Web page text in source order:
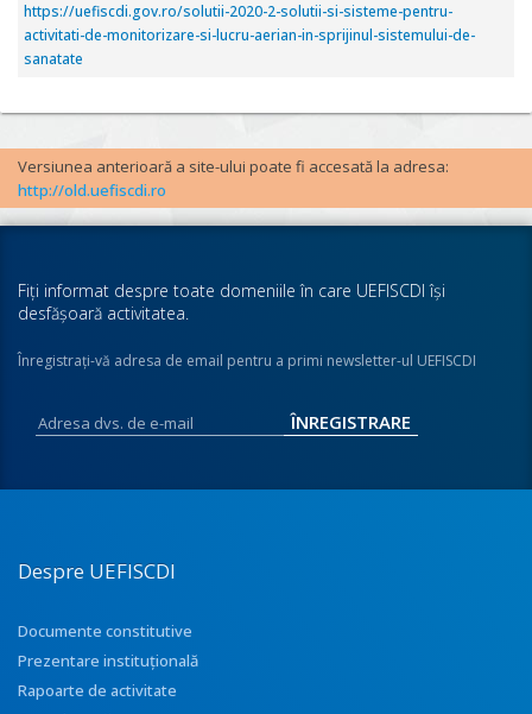
https://uefiscdi.gov.ro/solutii-2020-2-solutii-si-sisteme-pentru-
activitati-de-monitorizare-si-lucru-aerian-in-sprijinul-sistemului-de-
sanatate
Versiunea anterioară a site-ului poate fi accesată la adresa:
http://old.uefiscdi.ro
Fiţi informat despre toate domeniile în care UEFISCDI îşi
desfăşoară activitatea.
Înregistraţi-vă adresa de email pentru a primi newsletter-ul UEFISCDI
Despre UEFISCDI
Documente constitutive
Prezentare instituţională
Rapoarte de activitate